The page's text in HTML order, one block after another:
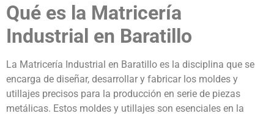
Qué es la Matricería
Industrial en Baratillo
La Matricería Industrial en Baratillo es la disciplina que se
encarga de diseñar, desarrollar y fabricar los moldes y
utillajes precisos para la producción en serie de piezas
metálicas. Estos moldes y utillajes son esenciales en la